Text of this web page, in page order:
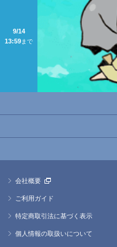
会社概要
ご利用ガイド
特定商取引法に基づく表示
個人情報の取扱いについて